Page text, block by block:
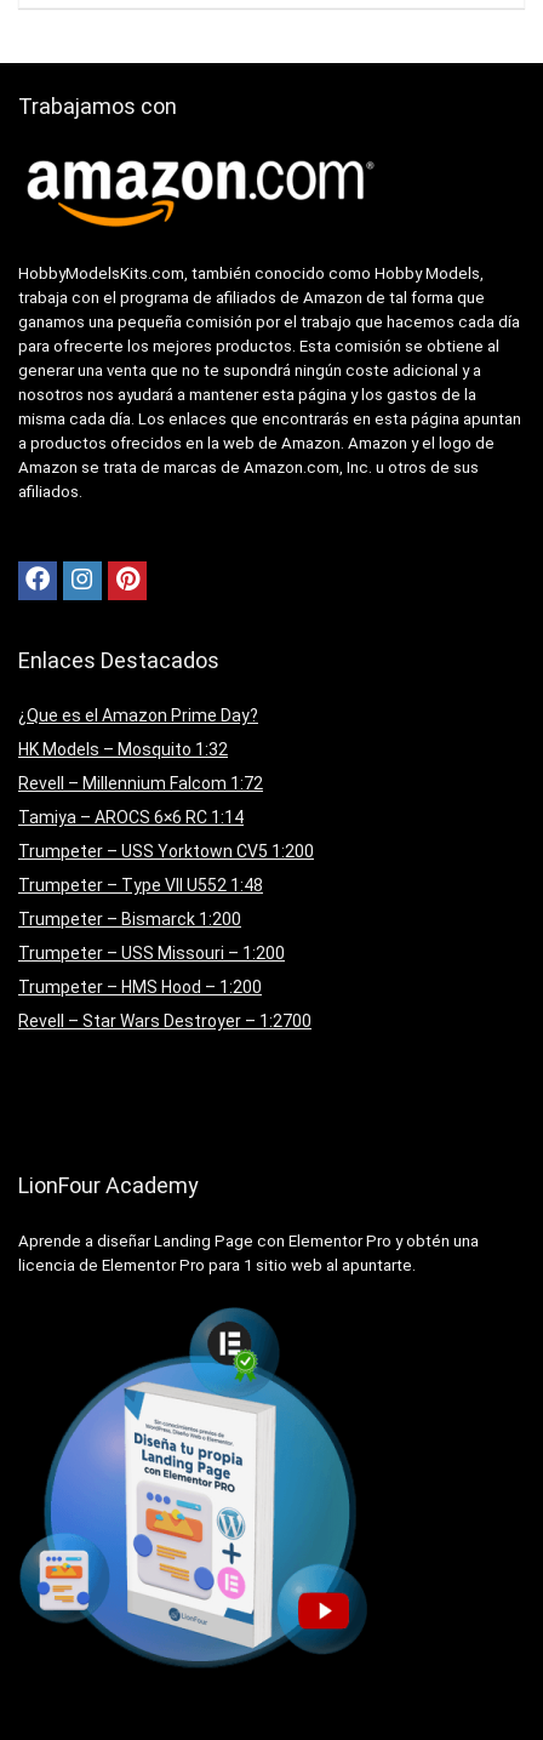
Trabajamos con
HobbyModelsKits.com, también conocido como Hobby Models,
trabaja con el programa de afiliados de Amazon de tal forma que
ganamos una pequeña comisión por el trabajo que hacemos cada día
para ofrecerte los mejores productos. Esta comisión se obtiene al
generar una venta que no te supondrá ningún coste adicional y a
nosotros nos ayudará a mantener esta página y los gastos de la
misma cada día. Los enlaces que encontrarás en esta página apuntan
a productos ofrecidos en la web de Amazon. Amazon y el logo de
Amazon se trata de marcas de Amazon.com, Inc. u otros de sus
afiliados.
Enlaces Destacados
¿Que es el Amazon Prime Day?
HK Models – Mosquito 1:32
Revell – Millennium Falcom 1:72
Tamiya – AROCS 6×6 RC 1:14
Trumpeter – USS Yorktown CV5 1:200
Trumpeter – Type VII U552 1:48
Trumpeter – Bismarck 1:200
Trumpeter – USS Missouri – 1:200
Trumpeter – HMS Hood – 1:200
Revell – Star Wars Destroyer – 1:2700
LionFour Academy
Aprende a diseñar Landing Page con Elementor Pro y obtén una
licencia de Elementor Pro para 1 sitio web al apuntarte.